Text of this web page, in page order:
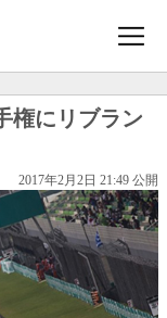
権にリブラン
2017年2月2日 21:49 公開